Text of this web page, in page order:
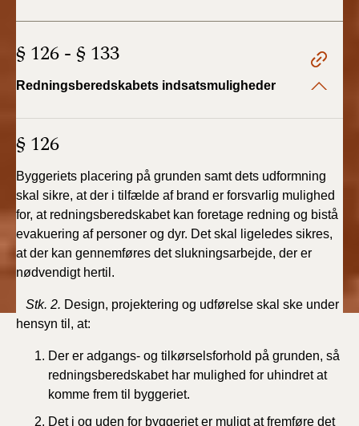
§ 126 - § 133
Redningsberedskabets indsatsmuligheder
§ 126
Byggeriets placering på grunden samt dets udformning
skal sikre, at der i tilfælde af brand er forsvarlig mulighed
for, at redningsberedskabet kan foretage redning og bistå
evakuering af personer og dyr. Det skal ligeledes sikres,
at der kan gennemføres det slukningsarbejde, der er
nødvendigt hertil.
Stk. 2. Design, projektering og udførelse skal ske under
hensyn til, at:
Der er adgangs- og tilkørselsforhold på grunden, så
redningsberedskabet har mulighed for uhindret at
komme frem til byggeriet.
Det i og uden for byggeriet er muligt at fremføre det